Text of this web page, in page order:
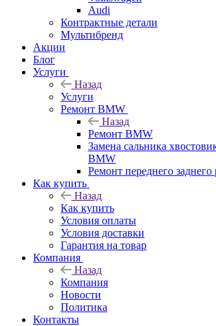
Audi
Контрактные детали
Мультибренд
Акции
Блог
Услуги
Назад
Услуги
Ремонт BMW
Назад
Ремонт BMW
Замена сальника
BMW
Ремонт переднего
Как купить
Назад
Как купить
Условия оплаты
Условия доставки
Гарантия на товар
Компания
Назад
Компания
Новости
Политика
Контакты